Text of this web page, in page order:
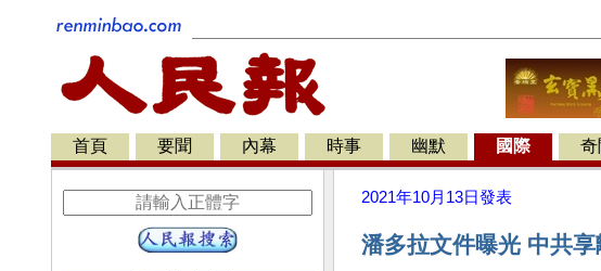
首頁 要聞 內幕 時事 幽默 國際 奇
2021年10月13日發表
潘多拉文件曝光 中共